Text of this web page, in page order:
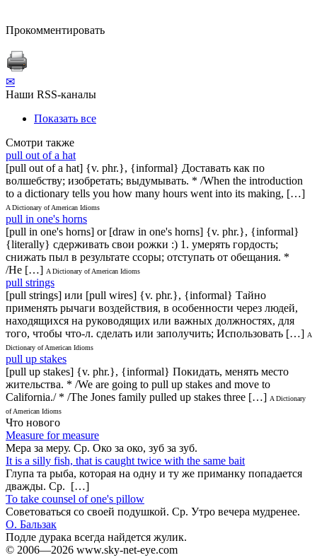
Прокомментировать
✉
Наши RSS-каналы
Показать все
Смотри также
pull out of a hat
[pull out of a hat] {v. phr.}, {informal} Доставать как по
волшебству; изобретать; выдумывать. * /When the introduction
to a dictionary tells you how many hours went into its making, […]
A Dictionary of American Idioms
pull in one's horns
[pull in one's horns] or [draw in one's horns] {v. phr.}, {informal}
{literally} сдерживать свои рожки :) 1. умерять гордость;
снижать пыл в результате ссоры; отступать от обещания. *
/He […] A Dictionary of American Idioms
pull strings
[pull strings] или [pull wires] {v. phr.}, {informal} Тайно
применять рычаги воздействия, в особенности через людей,
находящихся на руководящих или важных должностях, для
того, чтобы что-л. сделать или заполучить; Использовать […] A
Dictionary of American Idioms
pull up stakes
[pull up stakes] {v. phr.}, {informal} Покидать, менять место
жительства. * /We are going to pull up stakes and move to
California./ * /The Jones family pulled up stakes three […] A Dictionary
of American Idioms
Что нового
Measure for measure
Мера за меру. Ср. Око за око, зуб за зуб.
It is a silly fish, that is caught twice with the same bait
Глупа та рыба, которая на одну и ту же приманку попадается
дважды. Ср. […]
То take counsel of one's pillow
Советоваться со своей подушкой. Ср. Утро вечера мудренее.
О. Бальзак
Подле дурака всегда найдется жулик.
© 2006—2026 www.sky-net-eye.com